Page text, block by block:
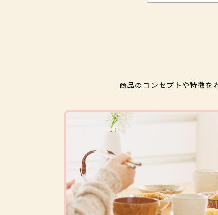
商品のコンセプトや特徴を